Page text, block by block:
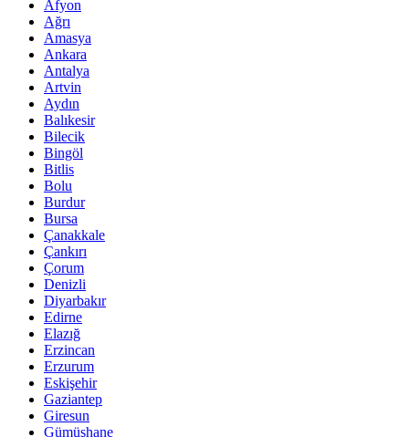
Afyon
Ağrı
Amasya
Ankara
Antalya
Artvin
Aydın
Balıkesir
Bilecik
Bingöl
Bitlis
Bolu
Burdur
Bursa
Çanakkale
Çankırı
Çorum
Denizli
Diyarbakır
Edirne
Elazığ
Erzincan
Erzurum
Eskişehir
Gaziantep
Giresun
Gümüşhane